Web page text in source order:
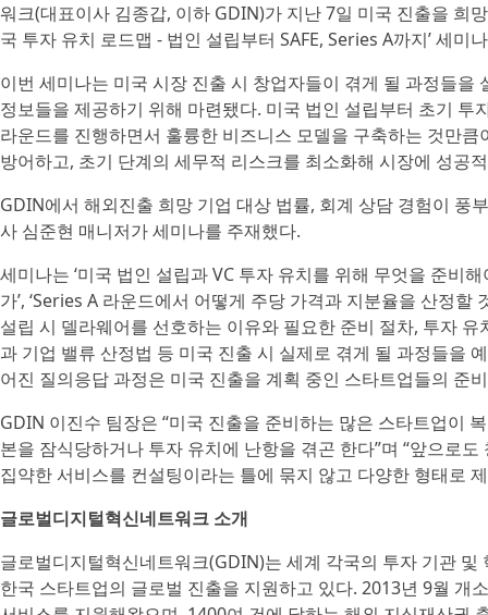
워크(대표이사 김종갑, 이하 GDIN)가 지난 7일 미국 진출을 희
국 투자 유치 로드맵 - 법인 설립부터 SAFE, Series A까지’ 세미
이번 세미나는 미국 시장 진출 시 창업자들이 겪게 될 과정들
정보들을 제공하기 위해 마련됐다. 미국 법인 설립부터 초기 투
라운드를 진행하면서 훌륭한 비즈니스 모델을 구축하는 것만큼
방어하고, 초기 단계의 세무적 리스크를 최소화해 시장에 성공
GDIN에서 해외진출 희망 기업 대상 법률, 회계 상담 경험이 풍
사 심준현 매니저가 세미나를 주재했다.
세미나는 ‘미국 법인 설립과 VC 투자 유치를 위해 무엇을 준비
가’, ‘Series A 라운드에서 어떻게 주당 가격과 지분율을 산정
설립 시 델라웨어를 선호하는 이유와 필요한 준비 절차, 투자
과 기업 밸류 산정법 등 미국 진출 시 실제로 겪게 될 과정들을
어진 질의응답 과정은 미국 진출을 계획 중인 스타트업들의 준
GDIN 이진수 팀장은 “미국 진출을 준비하는 많은 스타트업이
본을 잠식당하거나 투자 유치에 난항을 겪곤 한다”며 “앞으로
집약한 서비스를 컨설팅이라는 틀에 묶지 않고 다양한 형태로
글로벌디지털혁신네트워크 소개
글로벌디지털혁신네트워크(GDIN)는 세계 각국의 투자 기관
한국 스타트업의 글로벌 진출을 지원하고 있다. 2013년 9월 개